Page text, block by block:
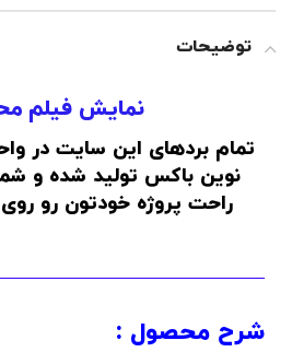
توضیحات
نمایش فیلم
تمام بردهای این سایت در
نوین باکس تولید شده و
راحت پروژه خودتون رو روی
شرح محصول :